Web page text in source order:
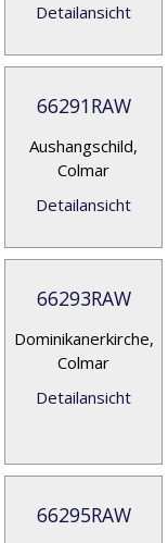
Detailansicht
66291RAW
Aushangschild,
Colmar
Detailansicht
66293RAW
Dominikanerkirche,
Colmar
Detailansicht
66295RAW